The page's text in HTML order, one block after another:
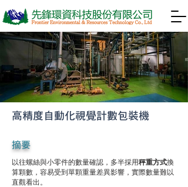
高精度自動化視覺計數包裝機
摘要
以往螺絲與小零件的數量確認，多半採用秤重方式換
算顆數，容易受到單顆重量差異影響，實際數量難以
直觀看出。